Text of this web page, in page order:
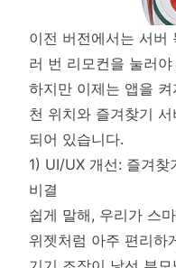
이전 버전에서는 서버
러 번 리모컨을 눌러
하지만 이제는 앱을
천 위치와 즐겨찾기
되어 있습니다.
1) UI/UX 개선: 즐겨찾
비결
쉽게 말해, 우리가 스
위젯처럼 아주 편리하